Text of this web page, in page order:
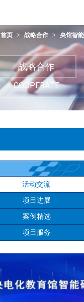
首页 > 战略合作 > 央馆智
战略合作
COOPERATE
活动交流
项目进展
案例精选
项目服务